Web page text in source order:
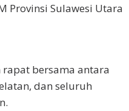
Provinsi Sulawesi Utara
bersama antara
dan seluruh